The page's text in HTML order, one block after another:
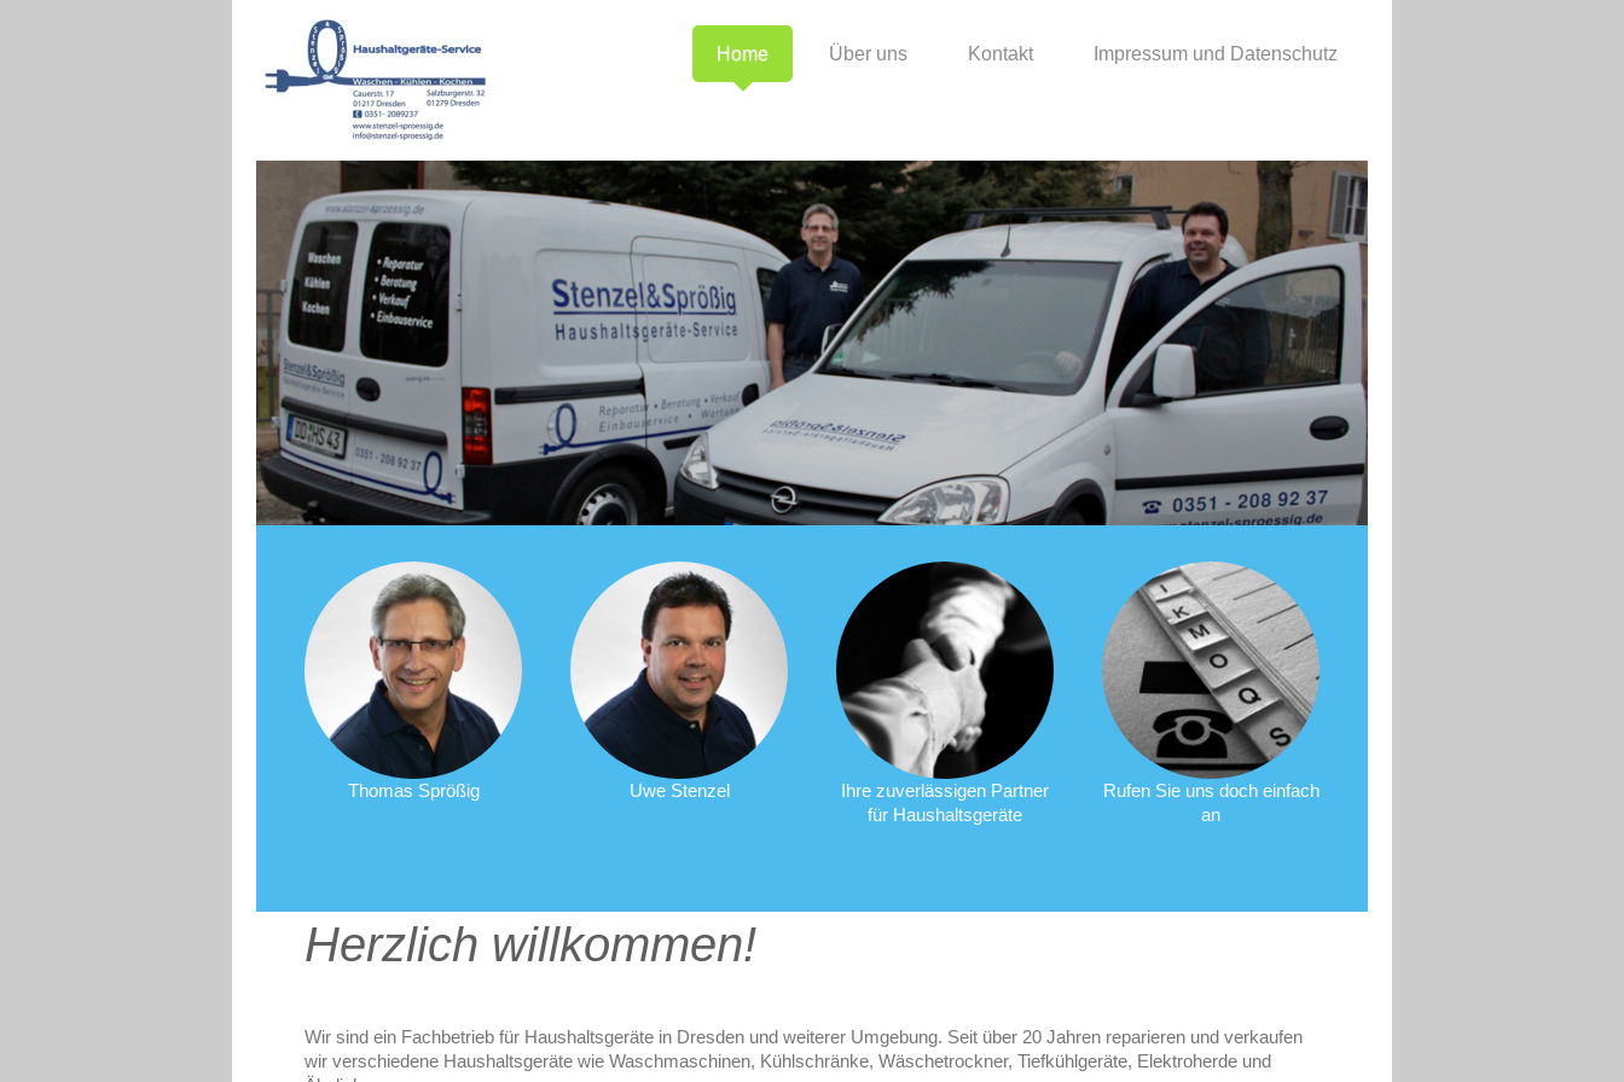
Home Über uns Kontakt Impressum und Datenschutz
Thomas Sprößig Uwe Stenzel
Ihre zuverlässigen Partner
für Haushaltsgeräte
Rufen Sie uns doch einfach
an
Herzlich willkommen!
Wir sind ein Fachbetrieb für Haushaltsgeräte in Dresden und weiterer Umgebung. Seit über 20 Jahren reparieren und verkaufen
wir verschiedene Haushaltsgeräte wie Waschmaschinen, Kühlschränke, Wäschetrockner, Tiefkühlgeräte, Elektroherde und